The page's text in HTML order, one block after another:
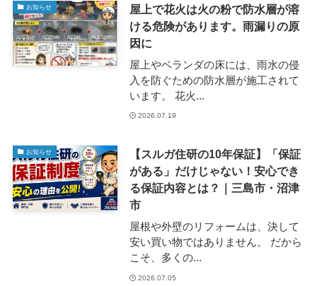
お知らせ
屋上で花火は火の粉で防水層が溶
ける危険があります。雨漏りの原
因に
屋上やベランダの床には、雨水の侵
入を防ぐための防水層が施工されて
います。 花火...
2026.07.19
お知らせ
【スルガ住研の10年保証】「保証
がある」だけじゃない！安心でき
る保証内容とは？｜三島市・沼津
市
屋根や外壁のリフォームは、決して
安い買い物ではありません。 だから
こそ、多くの...
2026.07.05